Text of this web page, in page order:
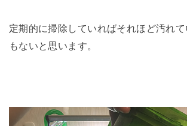
定期的に掃除していればそれほど汚れ
もないと思います。